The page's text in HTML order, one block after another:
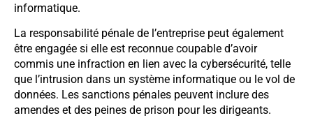
informatique.
La responsabilité pénale de l’entreprise peut également
être engagée si elle est reconnue coupable d’avoir
commis une infraction en lien avec la cybersécurité, telle
que l’intrusion dans un système informatique ou le vol de
données. Les sanctions pénales peuvent inclure des
amendes et des peines de prison pour les dirigeants.